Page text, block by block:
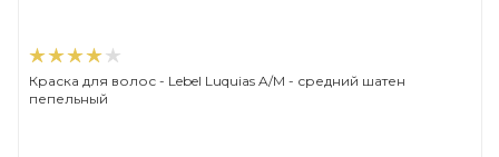
Краска для волос - Lebel Luquias A/M - средний шатен
пепельный